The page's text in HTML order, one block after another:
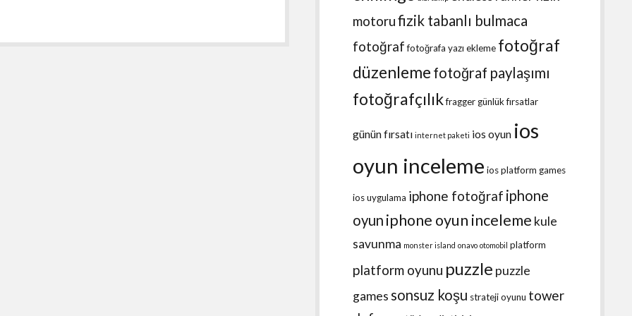
motorufizik tabanlı bulmaca
fotoğraf fotoğrafa yazı ekleme fotoğraf
düzenleme fotoğraf paylaşımı
fotoğrafçılıkfraggergünlük fırsatlar
günün fırsatı internet paketi ios oyun ios
oyun inceleme ios platform games
ios uygulama iphone fotoğraf iphone
oyun iphone oyun inceleme kule
savunma monster island onavo otomobil platform
platform oyunu puzzle puzzle
games sonsuz koşu strateji oyunu tower